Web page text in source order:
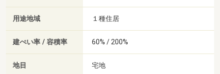
用途地域 １種住居
建ぺい率 / 容積率 60% / 200%
地目 宅地